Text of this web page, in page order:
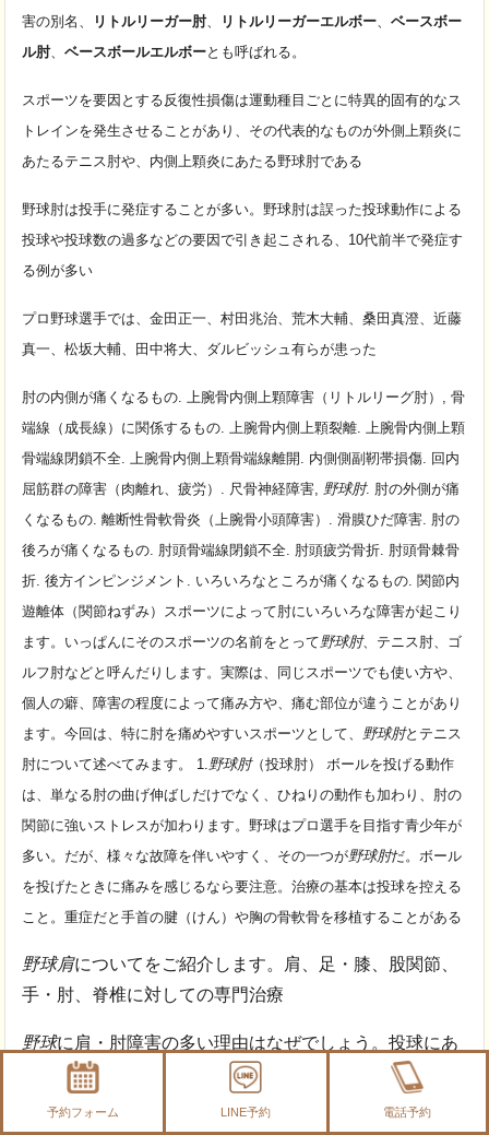
害の別名、
リトルリーガー肘、 リトルリーガーエルボー 、ベースボー
ル肘、ベースボールエルボーとも呼ばれる。
スポーツを要因とする反復性損傷は運動種目ごとに特異的固有的なス
トレインを発生させることがあり、その代表的なものが外側上顆炎に
あたるテニス肘や、内側上顆炎にあたる野球肘である
野球肘は投手に発症することが多い。野球肘は誤った投球動作による
投球や投球数の過多などの要因で引き起こされる、10代前半で発症す
る例が多い
プロ野球選手では、金田正一、村田兆治、荒木大輔、桑田真澄、近藤
真一、松坂大輔、田中将大、ダルビッシュ有らが患った
肘の内側が痛くなるもの. 上腕骨内側上顆障害（リトルリーグ肘）, 骨
端線（成長線）に関係するもの. 上腕骨内側上顆裂離. 上腕骨内側上顆
骨端線閉鎖不全. 上腕骨内側上顆骨端線離開. 内側側副靭帯損傷. 回内
屈筋群の障害（肉離れ、疲労）. 尺骨神経障害, 野球肘. 肘の外側が痛
くなるもの. 離断性骨軟骨炎（上腕骨小頭障害）. 滑膜ひだ障害. 肘の
後ろが痛くなるもの. 肘頭骨端線閉鎖不全. 肘頭疲労骨折. 肘頭骨棘骨
折. 後方インピンジメント. いろいろなところが痛くなるもの. 関節内
遊離体（関節ねずみ）スポーツによって肘にいろいろな障害が起こり
ます。いっぱんにそのスポーツの名前をとって野球肘、テニス肘、ゴ
ルフ肘などと呼んだりします。実際は、同じスポーツでも使い方や、
個人の癖、障害の程度によって痛み方や、痛む部位が違うことがあり
ます。今回は、特に肘を痛めやすいスポーツとして、 野球肘とテニス
肘について述べてみます。 1. 野球肘（投球肘） ボールを投げる動作
は、単なる肘の曲げ伸ばしだけでなく、ひねりの動作も加わり、肘の
関節に強いストレスが加わります。野球はプロ選手を目指す青少年が
多い。だが、様々な故障を伴いやすく、その一つが野球肘だ。ボール
を投げたときに痛みを感じるなら要注意。治療の基本は投球を控える
こと。重症だと手首の腱（けん）や胸の骨軟骨を移植することがある
野球肩についてをご紹介します。肩、足・膝、股関節、
手・肘、脊椎に対しての専門治療
野球に肩・肘障害の多い理由はなぜでしょう。投球にあ
ることは間違いありません。肩・肘障害の選手を診察し
て思うのは、選手が投球動作をわかっていないことです
予約フォーム LINE予約 電話予約